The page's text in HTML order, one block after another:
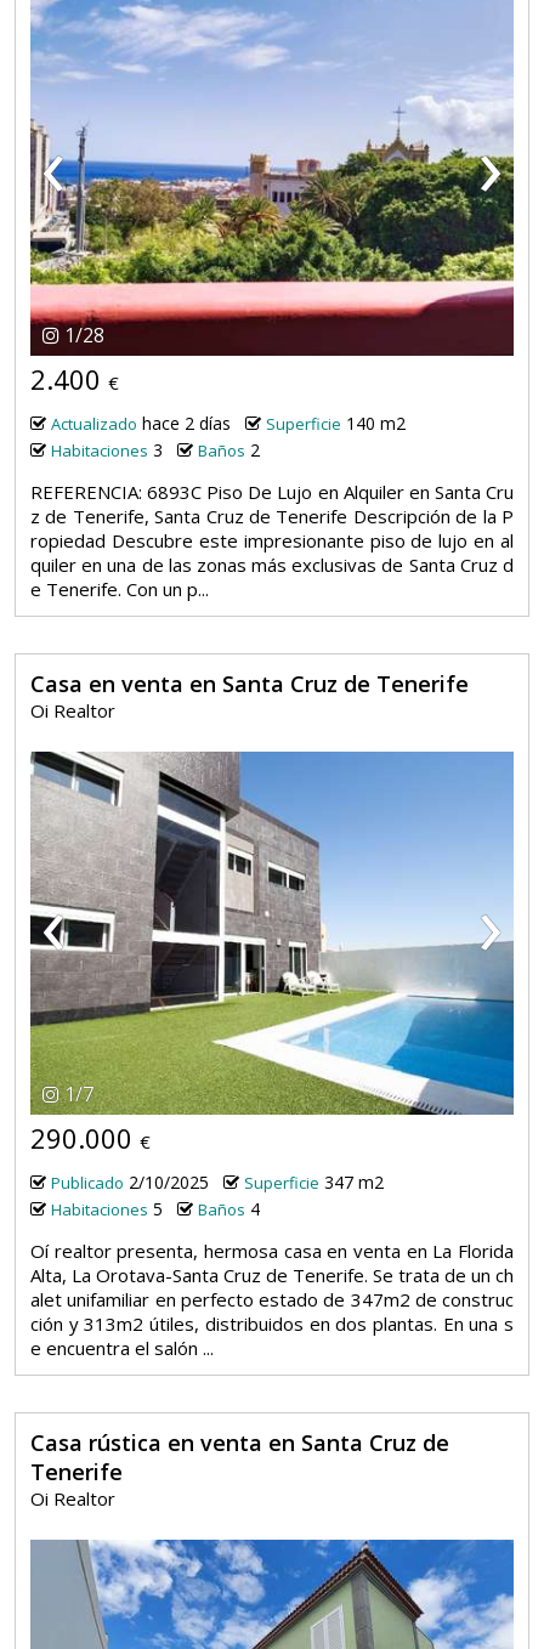
‹ ›
1/28
2.400 €
Actualizado hace 2 días Superficie 140 m2
Habitaciones 3 Baños 2
REFERENCIA: 6893C Piso De Lujo en Alquiler en Santa Cru
z de Tenerife, Santa Cruz de Tenerife Descripción de la P
ropiedad Descubre este impresionante piso de lujo en al
quiler en una de las zonas más exclusivas de Santa Cruz d
e Tenerife. Con un p...
Casa en venta en Santa Cruz de Tenerife
Oi Realtor
‹ ›
1/7
290.000 €
Publicado 2/10/2025 Superficie 347 m2
Habitaciones 5 Baños 4
Oí realtor presenta, hermosa casa en venta en La Florida
Alta, La Orotava-Santa Cruz de Tenerife. Se trata de un ch
alet unifamiliar en perfecto estado de 347m2 de construc
ción y 313m2 útiles, distribuidos en dos plantas. En una s
e encuentra el salón ...
Casa rústica en venta en Santa Cruz de
Tenerife
Oi Realtor